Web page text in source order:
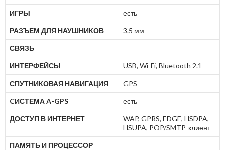
ИГРЫ есть
РАЗЪЕМ ДЛЯ НАУШНИКОВ 3.5 мм
СВЯЗЬ
ИНТЕРФЕЙСЫ USB, Wi-Fi, Bluetooth 2.1
СПУТНИКОВАЯ НАВИГАЦИЯ GPS
CИСТЕМА A-GPS есть
ДОСТУП В ИНТЕРНЕТ
WAP, GPRS, EDGE, HSDPA,
HSUPA, POP/SMTP-клиент
ПАМЯТЬ И ПРОЦЕССОР